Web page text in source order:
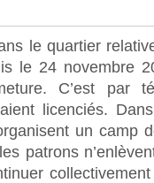
le quartier
le 24 novembre
C’est par
licenciés.
un camp
patrons